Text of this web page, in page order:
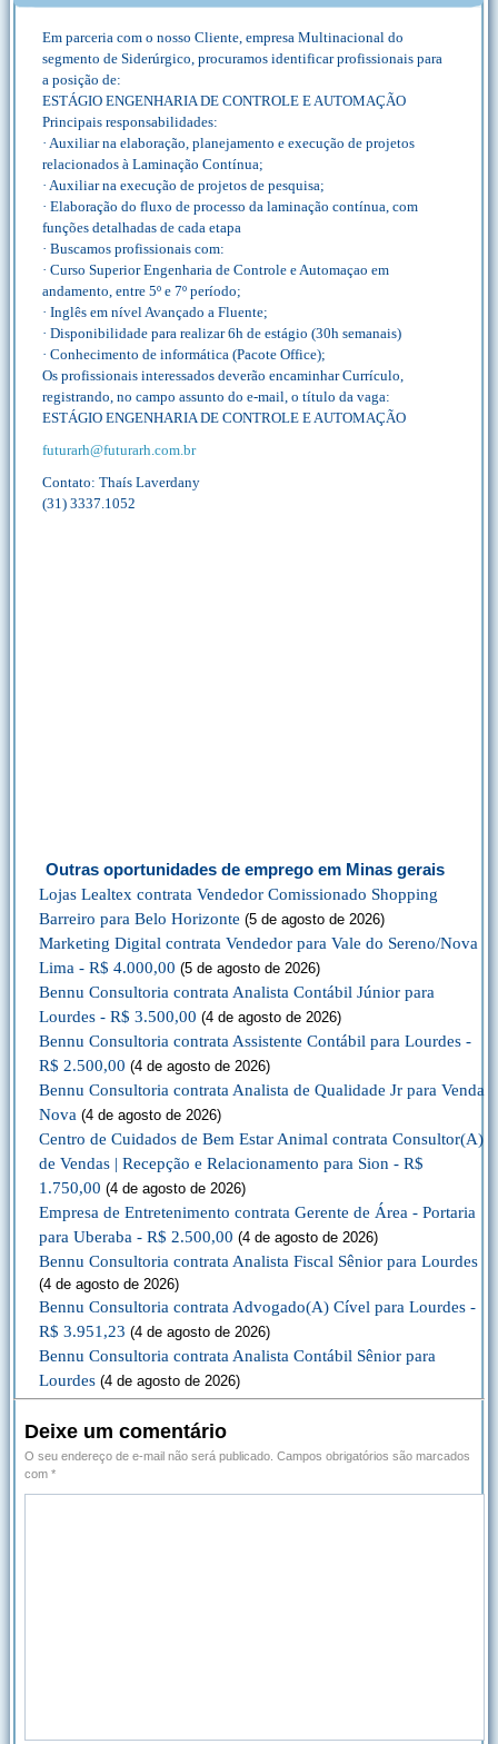
Em parceria com o nosso Cliente, empresa Multinacional do
segmento de Siderúrgico, procuramos identificar profissionais para
a posição de:
ESTÁGIO ENGENHARIA DE CONTROLE E AUTOMAÇÃO
Principais responsabilidades:
· Auxiliar na elaboração, planejamento e execução de projetos
relacionados à Laminação Contínua;
· Auxiliar na execução de projetos de pesquisa;
· Elaboração do fluxo de processo da laminação contínua, com
funções detalhadas de cada etapa
· Buscamos profissionais com:
· Curso Superior Engenharia de Controle e Automaçao em
andamento, entre 5º e 7º período;
· Inglês em nível Avançado a Fluente;
· Disponibilidade para realizar 6h de estágio (30h semanais)
· Conhecimento de informática (Pacote Office);
Os profissionais interessados deverão encaminhar Currículo,
registrando, no campo assunto do e-mail, o título da vaga:
ESTÁGIO ENGENHARIA DE CONTROLE E AUTOMAÇÃO
futurarh@futurarh.com.br
Contato: Thaís Laverdany
(31) 3337.1052
Outras oportunidades de emprego em Minas gerais
Lojas Lealtex contrata Vendedor Comissionado Shopping
Barreiro para Belo Horizonte (5 de agosto de 2026)
Marketing Digital contrata Vendedor para Vale do Sereno/Nova
Lima - R$ 4.000,00 (5 de agosto de 2026)
Bennu Consultoria contrata Analista Contábil Júnior para
Lourdes - R$ 3.500,00 (4 de agosto de 2026)
Bennu Consultoria contrata Assistente Contábil para Lourdes -
R$ 2.500,00 (4 de agosto de 2026)
Bennu Consultoria contrata Analista de Qualidade Jr para Venda
Nova (4 de agosto de 2026)
Centro de Cuidados de Bem Estar Animal contrata Consultor(A)
de Vendas | Recepção e Relacionamento para Sion - R$
1.750,00 (4 de agosto de 2026)
Empresa de Entretenimento contrata Gerente de Área - Portaria
para Uberaba - R$ 2.500,00 (4 de agosto de 2026)
Bennu Consultoria contrata Analista Fiscal Sênior para Lourdes
(4 de agosto de 2026)
Bennu Consultoria contrata Advogado(A) Cível para Lourdes -
R$ 3.951,23 (4 de agosto de 2026)
Bennu Consultoria contrata Analista Contábil Sênior para
Lourdes (4 de agosto de 2026)
Deixe um comentário
O seu endereço de e-mail não será publicado. Campos obrigatórios são marcados
com *